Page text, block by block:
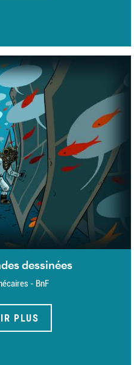
dessinées
- BnF
PLUS